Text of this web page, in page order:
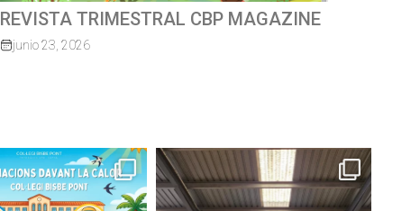
Cursa escolar solidàriaMossèn
Guillermo 2026